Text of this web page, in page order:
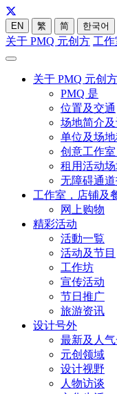
EN 繁 简 한국어
关于 PMQ 元创方 工
关于 PMQ 元创方
PMQ 是
位置及交通
场地简介
单位及场
创意工作
租用活动
无障碍通
工作室，店铺及
网上购物
精彩活动
活動一覧
活动及节目
工作坊
宣传活动
节日推广
旅游资讯
设计号外
最新及人
元创领域
设计视野
人物访谈